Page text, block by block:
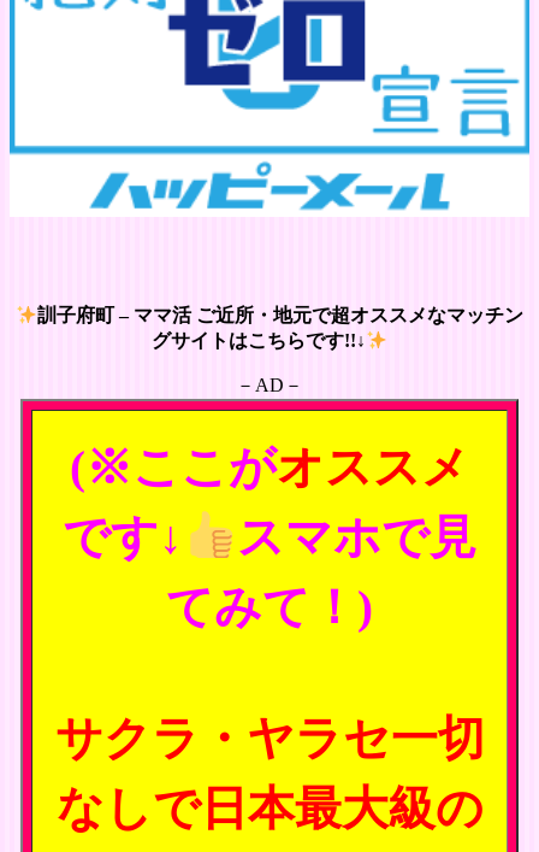
訓子府町 – ママ活 ご近所・地元で超オススメなマッチン
グサイトはこちらです!!↓
－AD－
(※ここがオススメ
です↓
スマホで見
てみて！)
サクラ・ヤラセ一切
なしで日本最大級の